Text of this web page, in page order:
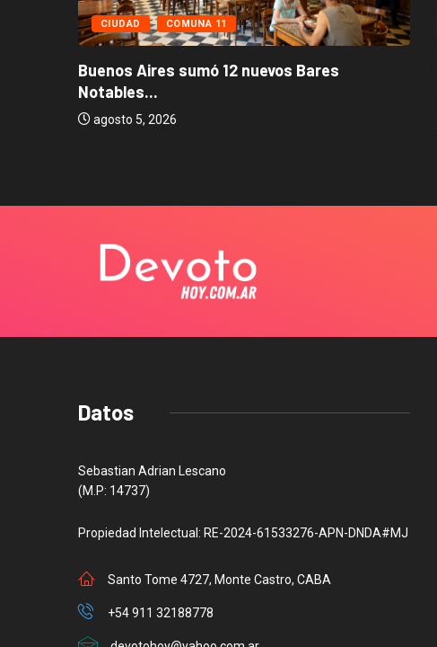
CIUDAD COMUNA 11
Buenos Aires sumó 12 nuevos Bares
Notables...
agosto 5, 2026
Datos
Sebastian Adrian Lescano
(M.P: 14737)
Propiedad Intelectual: RE-2024-61533276-APN-DNDA#MJ
Santo Tome 4727, Monte Castro, CABA
+54 911 32188778